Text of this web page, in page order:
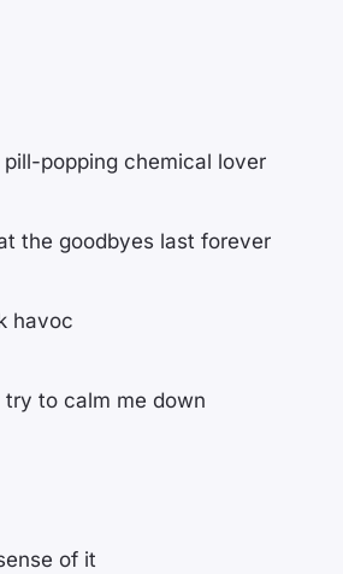
popping chemical lover
the goodbyes last forever
havoc
to calm me down
of it